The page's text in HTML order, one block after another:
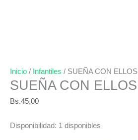
Inicio / Infantiles / SUEÑA CON ELLOS
SUEÑA CON ELLOS
Bs.45,00
Disponibilidad: 1 disponibles